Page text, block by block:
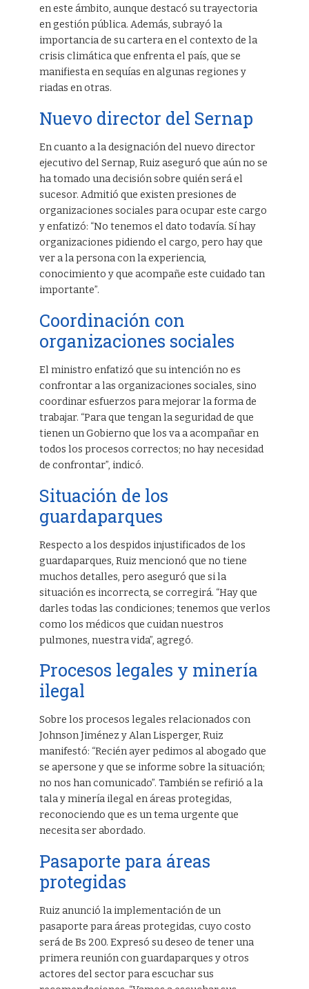
en este ámbito, aunque destacó su trayectoria
en gestión pública. Además, subrayó la
importancia de su cartera en el contexto de la
crisis climática que enfrenta el país, que se
manifiesta en sequías en algunas regiones y
riadas en otras.
Nuevo director del Sernap
En cuanto a la designación del nuevo director
ejecutivo del Sernap, Ruiz aseguró que aún no se
ha tomado una decisión sobre quién será el
sucesor. Admitió que existen presiones de
organizaciones sociales para ocupar este cargo
y enfatizó: “No tenemos el dato todavía. Sí hay
organizaciones pidiendo el cargo, pero hay que
ver a la persona con la experiencia,
conocimiento y que acompañe este cuidado tan
importante”.
Coordinación con
organizaciones sociales
El ministro enfatizó que su intención no es
confrontar a las organizaciones sociales, sino
coordinar esfuerzos para mejorar la forma de
trabajar. “Para que tengan la seguridad de que
tienen un Gobierno que los va a acompañar en
todos los procesos correctos; no hay necesidad
de confrontar”, indicó.
Situación de los
guardaparques
Respecto a los despidos injustificados de los
guardaparques, Ruiz mencionó que no tiene
muchos detalles, pero aseguró que si la
situación es incorrecta, se corregirá. “Hay que
darles todas las condiciones; tenemos que verlos
como los médicos que cuidan nuestros
pulmones, nuestra vida”, agregó.
Procesos legales y minería
ilegal
Sobre los procesos legales relacionados con
Johnson Jiménez y Alan Lisperger, Ruiz
manifestó: “Recién ayer pedimos al abogado que
se apersone y que se informe sobre la situación;
no nos han comunicado”. También se refirió a la
tala y minería ilegal en áreas protegidas,
reconociendo que es un tema urgente que
necesita ser abordado.
Pasaporte para áreas
protegidas
Ruiz anunció la implementación de un
pasaporte para áreas protegidas, cuyo costo
será de Bs 200. Expresó su deseo de tener una
primera reunión con guardaparques y otros
actores del sector para escuchar sus